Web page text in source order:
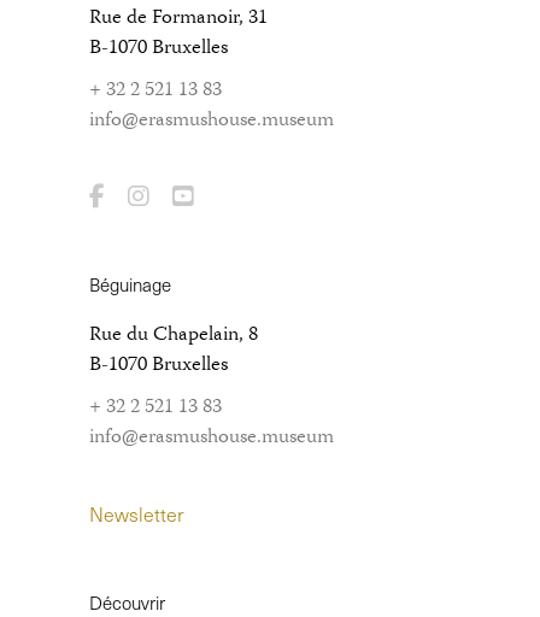
Rue de Formanoir, 31
B-1070 Bruxelles
+ 32 2 521 13 83
info@erasmushouse.museum
Béguinage
Rue du Chapelain, 8
B-1070 Bruxelles
+ 32 2 521 13 83
info@erasmushouse.museum
Newsletter
Découvrir